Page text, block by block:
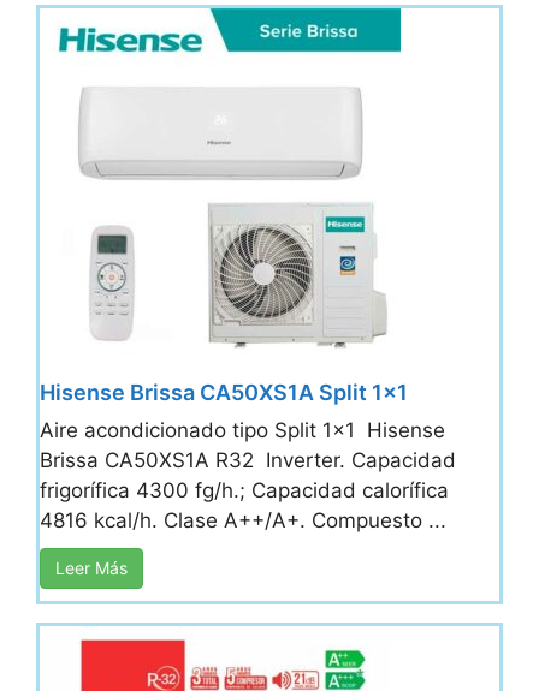
Hisense Brissa CA50XS1A Split 1×1
Aire acondicionado tipo Split 1x1 Hisense
Brissa CA50XS1A R32 Inverter. Capacidad
frigorífica 4300 fg/h.; Capacidad calorífica
4816 kcal/h. Clase A++/A+. Compuesto ...
Leer Más